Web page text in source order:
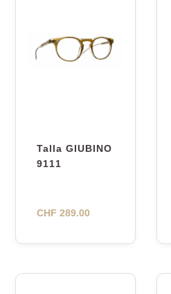
Talla GIUBINO
9111
CHF 289.00